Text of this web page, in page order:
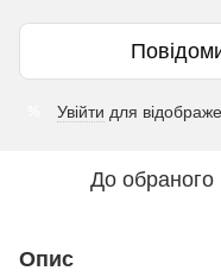
Увійти для
До обраного
Опис